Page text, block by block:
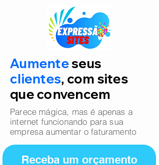
Aumenteseus
clientes, com sites
que convencem
Parece mágica, mas é apenas a
internet funcionando para sua
empresa aumentar o faturamento
Receba um orçamento